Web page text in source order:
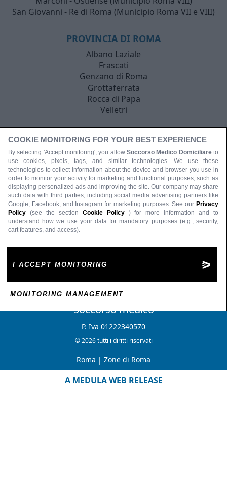
San Giovanni - Re di Roma (Municipio Roma VII e VIII)
PROVINCIA DI ROMA
Albano Laziale
Frascati
Genzano di Roma
Grottaferrata
Rocca di Papa
Velletri
Soccorso medico
P. Iva 01222340570
© 2026 tutti i diritti riservati
Roma | Zone di Roma
A MEDULA WEB RELEASE
COOKIE MONITORING FOR YOUR BEST EXPERIENCE
By selecting 'Accept monitoring', you allow Soccorso Medico Domiciliare to
use cookies, pixels, tags, and similar technologies. We use these
technologies to collect information about the device and browser you use in
order to monitor your activity for marketing and functional purposes, such as
displaying personalized ads and improving the site. Our company may share
such data with third parties, including social media advertising partners like
Google, Facebook, and Instagram for marketing purposes. See our Privacy
Policy (see the section Cookie Policy
) for more information and to
understand how we use your data for mandatory purposes (e.g., security,
cart features, and access).
I ACCEPT MONITORING
MONITORING MANAGEMENT